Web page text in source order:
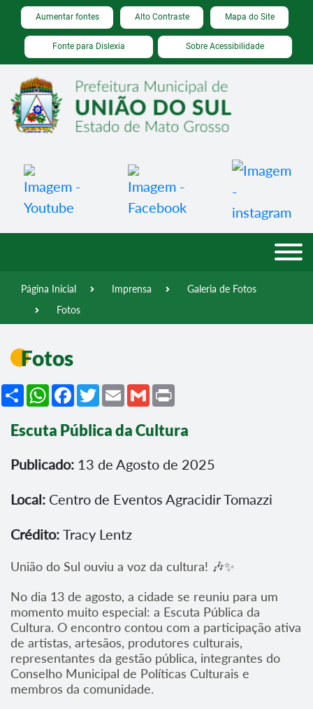
Seção de atalhos e links de acessibilidade
Ir para o conteúdo [alt+1]
Ir para o menu [alt+2]
Ir para a busca [alt+3]
Ir para o rodapé [alt+4]
Aumentar fontes Alto Contraste Mapa do Site
Fonte para Dislexia Sobre Acessibilidade
Página Inicial Imprensa
Galeria de Fotos
Fotos
Fotos
ShareWhatsApp
Facebook
TwitterEmailGmail
Escuta Pública da Cultura
Publicado: 13 de Agosto de 2025
Local: Centro de Eventos Agracidir Tomazzi
Crédito: Tracy Lentz
União do Sul ouviu a voz da cultura! 🎶✨
No dia 13 de agosto, a cidade se reuniu para um
momento muito especial: a Escuta Pública da
Cultura. O encontro contou com a participação ativa
de artistas, artesãos, produtores culturais,
representantes da gestão pública, integrantes do
Conselho Municipal de Políticas Culturais e
membros da comunidade.